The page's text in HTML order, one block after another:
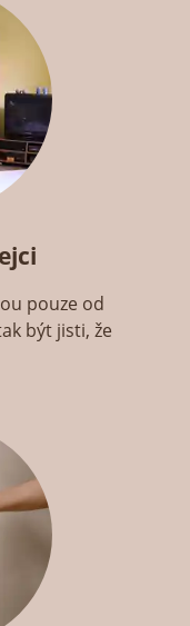
pouze od
být jisti, že